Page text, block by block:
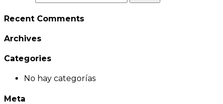
Recent Comments
Archives
Categories
No hay categorías
Meta